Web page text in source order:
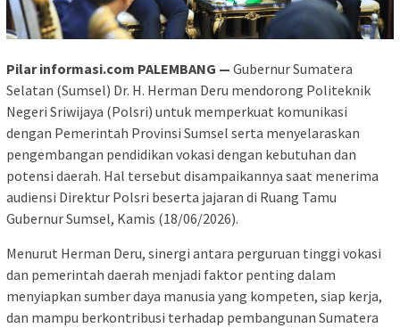
Pilar informasi.com PALEMBANG — Gubernur Sumatera
Selatan (Sumsel) Dr. H. Herman Deru mendorong Politeknik
Negeri Sriwijaya (Polsri) untuk memperkuat komunikasi
dengan Pemerintah Provinsi Sumsel serta menyelaraskan
pengembangan pendidikan vokasi dengan kebutuhan dan
potensi daerah. Hal tersebut disampaikannya saat menerima
audiensi Direktur Polsri beserta jajaran di Ruang Tamu
Gubernur Sumsel, Kamis (18/06/2026).
Menurut Herman Deru, sinergi antara perguruan tinggi vokasi
dan pemerintah daerah menjadi faktor penting dalam
menyiapkan sumber daya manusia yang kompeten, siap kerja,
dan mampu berkontribusi terhadap pembangunan Sumatera